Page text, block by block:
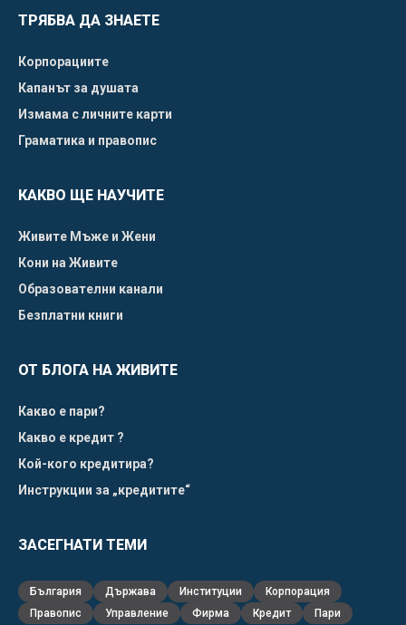
ТРЯБВА ДА ЗНАЕТЕ
Корпорациите
Капанът за душата
Измама с личните карти
Граматика и правопис
КАКВО ЩЕ НАУЧИТЕ
Живите Мъже и Жени
Кони на Живите
Образователни канали
Безплатни книги
ОТ БЛОГА НА ЖИВИТЕ
Какво е пари?
Какво е кредит ?
Кой-кого кредитира?
Инструкции за „кредитите“
ЗАСЕГНАТИ ТЕМИ
България Държава Институции
Корпорация
Правопис
Управление Фирма Кредит Пари